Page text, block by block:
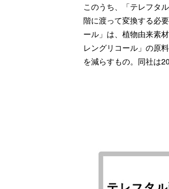
このうち、「テレフタ
階に渡って変換する必
ール」は、植物由来素
レングリコール」の原
を減らすもの。同社は